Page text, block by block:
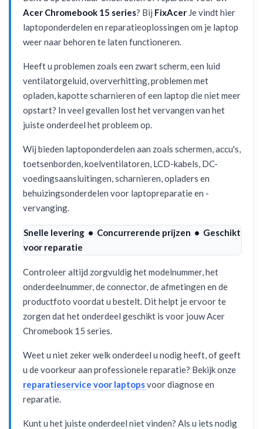
Acer Chromebook 15 series? Bij FixAcer Je vindt hier
laptoponderdelen en reparatieoplossingen om je laptop
weer naar behoren te laten functioneren.
Heeft u problemen zoals een zwart scherm, een luid
ventilatorgeluid, oververhitting, problemen met
opladen, kapotte scharnieren of een laptop die niet meer
opstart? In veel gevallen lost het vervangen van het
juiste onderdeel het probleem op.
Wij bieden laptoponderdelen aan zoals schermen, accu's,
toetsenborden, koelventilatoren, LCD-kabels, DC-
voedingsaansluitingen, scharnieren, opladers en
behuizingsonderdelen voor laptopreparatie en -
vervanging.
Snelle levering • Concurrerende prijzen • Geschikt
voor reparatie
Controleer altijd zorgvuldig het modelnummer, het
onderdeelnummer, de connector, de afmetingen en de
productfoto voordat u bestelt. Dit helpt je ervoor te
zorgen dat het onderdeel geschikt is voor jouw Acer
Chromebook 15 series.
Weet u niet zeker welk onderdeel u nodig heeft, of geeft
u de voorkeur aan professionele reparatie? Bekijk onze
reparatieservice voor laptopsvoor diagnose en
reparatie.
Kunt u het juiste onderdeel niet vinden? Als u iets nodig